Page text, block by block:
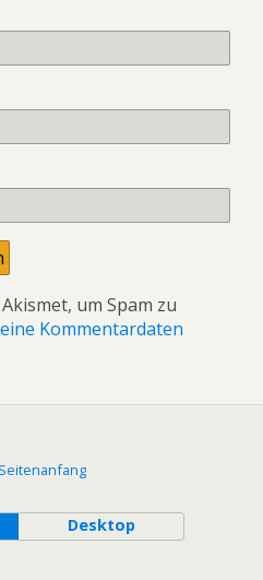
um Spam zu
Kommentardaten
Desktop